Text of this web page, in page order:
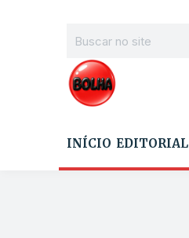
INÍCIO EDITORIAL